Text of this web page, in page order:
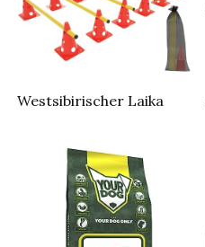
Westsibirischer Laika